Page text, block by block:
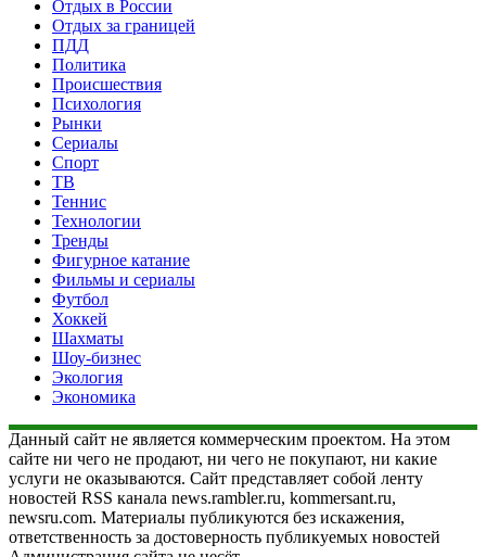
Отдых в России
Отдых за границей
ПДД
Политика
Происшествия
Психология
Рынки
Сериалы
Спорт
ТВ
Теннис
Технологии
Тренды
Фигурное катание
Фильмы и сериалы
Футбол
Хоккей
Шахматы
Шоу-бизнес
Экология
Экономика
Данный сайт не является коммерческим проектом. На этом
сайте ни чего не продают, ни чего не покупают, ни какие
услуги не оказываются. Сайт представляет собой ленту
новостей RSS канала news.rambler.ru, kommersant.ru,
newsru.com. Материалы публикуются без искажения,
ответственность за достоверность публикуемых новостей